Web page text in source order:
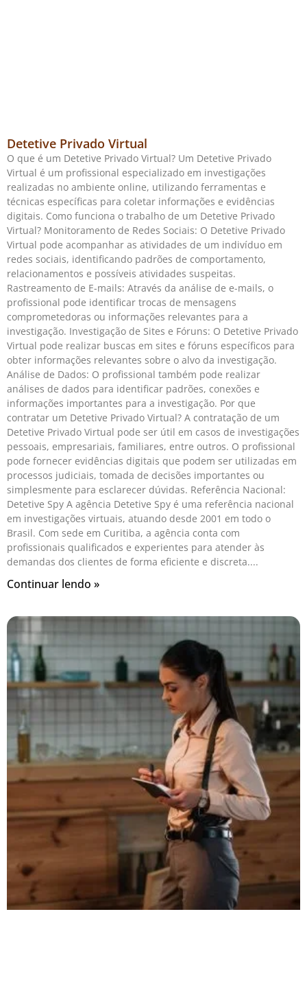
Detetive Privado Virtual
O que é um Detetive Privado Virtual? Um Detetive Privado
Virtual é um profissional especializado em investigações
realizadas no ambiente online, utilizando ferramentas e
técnicas específicas para coletar informações e evidências
digitais. Como funciona o trabalho de um Detetive Privado
Virtual? Monitoramento de Redes Sociais: O Detetive Privado
Virtual pode acompanhar as atividades de um indivíduo em
redes sociais, identificando padrões de comportamento,
relacionamentos e possíveis atividades suspeitas.
Rastreamento de E-mails: Através da análise de e-mails, o
profissional pode identificar trocas de mensagens
comprometedoras ou informações relevantes para a
investigação. Investigação de Sites e Fóruns: O Detetive Privado
Virtual pode realizar buscas em sites e fóruns específicos para
obter informações relevantes sobre o alvo da investigação.
Análise de Dados: O profissional também pode realizar
análises de dados para identificar padrões, conexões e
informações importantes para a investigação. Por que
contratar um Detetive Privado Virtual? A contratação de um
Detetive Privado Virtual pode ser útil em casos de investigações
pessoais, empresariais, familiares, entre outros. O profissional
pode fornecer evidências digitais que podem ser utilizadas em
processos judiciais, tomada de decisões importantes ou
simplesmente para esclarecer dúvidas. Referência Nacional:
Detetive Spy A agência Detetive Spy é uma referência nacional
em investigações virtuais, atuando desde 2001 em todo o
Brasil. Com sede em Curitiba, a agência conta com
profissionais qualificados e experientes para atender às
demandas dos clientes de forma eficiente e discreta.
Continuar lendo »